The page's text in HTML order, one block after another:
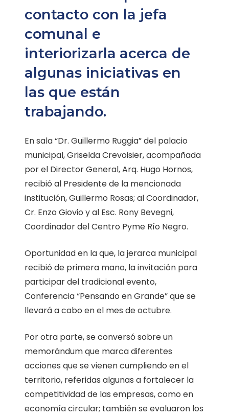
contacto con la jefa
comunal e
interiorizarla acerca de
algunas iniciativas en
las que están
trabajando.
En sala “Dr. Guillermo Ruggia” del palacio
municipal, Griselda Crevoisier, acompañada
por el Director General, Arq. Hugo Hornos,
recibió al Presidente de la mencionada
institución, Guillermo Rosas; al Coordinador,
Cr. Enzo Giovio y al Esc. Rony Bevegni,
Coordinador del Centro Pyme Río Negro.
Oportunidad en la que, la jerarca municipal
recibió de primera mano, la invitación para
participar del tradicional evento,
Conferencia “Pensando en Grande” que se
llevará a cabo en el mes de octubre.
Por otra parte, se conversó sobre un
memorándum que marca diferentes
acciones que se vienen cumpliendo en el
territorio, referidas algunas a fortalecer la
competitividad de las empresas, como en
economía circular; también se evaluaron los